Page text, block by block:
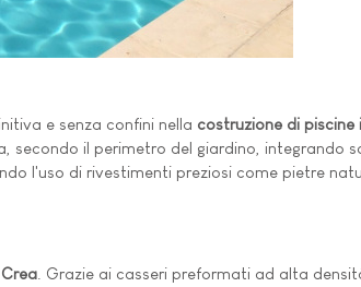
e senza confini nella costruzione di piscine
il perimetro del giardino, integrando
l'uso di rivestimenti preziosi come pietre
. Grazie ai casseri preformati ad alta